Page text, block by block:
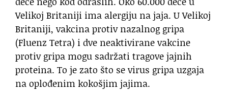
Velikoj Britaniji ima alergiju na jaja. U Velikoj
Britaniji, vakcina protiv nazalnog gripa
(Fluenz Tetra) i dve neaktivirane vakcine
protiv gripa mogu sadržati tragove jajnih
proteina. To je zato što se virus gripa uzgaja
na oplođenim kokošjim jajima.